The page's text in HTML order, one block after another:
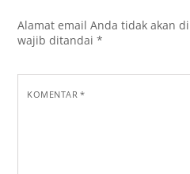
Alamat email Anda tidak akan
wajib ditandai*
KOMENTAR*